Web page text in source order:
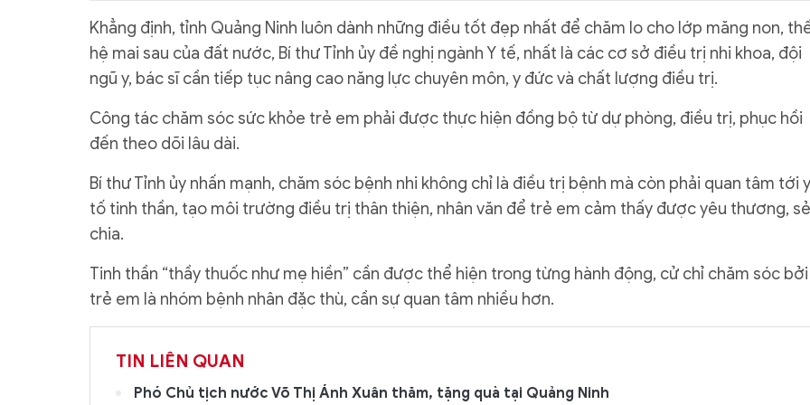
Khẳng định, tỉnh Quảng Ninh luôn dành những điều tốt đẹp nhất để chăm lo cho lớp măng non,
hệ mai sau của đất nước, Bí thư Tỉnh ủy đề nghị ngành Y tế, nhất là các cơ sở điều trị nhi khoa, đội
ngũ y, bác sĩ cần tiếp tục nâng cao năng lực chuyên môn, y đức và chất lượng điều trị.
Công tác chăm sóc sức khỏe trẻ em phải được thực hiện đồng bộ từ dự phòng, điều trị, phục hồi
đến theo dõi lâu dài.
Bí thư Tỉnh ủy nhấn mạnh, chăm sóc bệnh nhi không chỉ là điều trị bệnh mà còn phải quan tâm tới
tố tinh thần, tạo môi trường điều trị thân thiện, nhân văn để trẻ em cảm thấy được yêu thương, sẻ
chia.
Tinh thần “thầy thuốc như mẹ hiền” cần được thể hiện trong từng hành động, cử chỉ chăm sóc bởi
trẻ em là nhóm bệnh nhân đặc thù, cần sự quan tâm nhiều hơn.
TIN LIÊN QUAN
Phó Chủ tịch nước Võ Thị Ánh Xuân thăm, tặng quà tại Quảng Ninh